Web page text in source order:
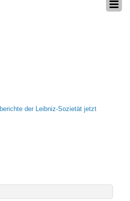
der Leibniz-Sozietät jetzt